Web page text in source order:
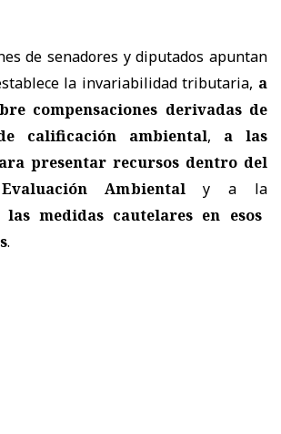
de senadores y diputados apuntan
la invariabilidad tributaria, a
compensaciones derivadas de
calificación ambiental, a las
presentar recursos dentro del
Ambientaly a la
medidas cautelares en esos
.